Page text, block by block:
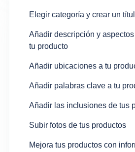
Elegir categoría y crear un
Añadir descripción y
tu producto
Añadir ubicaciones a tu
Añadir palabras clave a tu
Añadir las inclusiones de tus
Subir fotos de tus productos
Mejora tus productos con